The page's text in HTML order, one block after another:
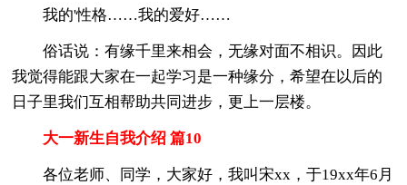
我的'性格……我的爱好……
俗话说：有缘千里来相会，无缘对面不相识。因此
我觉得能跟大家在一起学习是一种缘分，希望在以后的
日子里我们互相帮助共同进步，更上一层楼。
大一新生自我介绍 篇10
各位老师、同学，大家好，我叫宋xx，于19xx年6月